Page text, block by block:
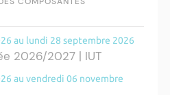
au lundi 28 septembre 2026
2026/2027 | IUT
au vendredi 06 novembre